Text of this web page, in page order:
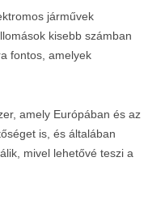
járművek
kisebb számban
fontos, amelyek
amely Európában és az
is, és általában
mivel lehetővé teszi a